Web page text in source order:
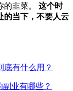
的韭菜。 这个时
的当下，不要人云
有什么用？
业有哪些？